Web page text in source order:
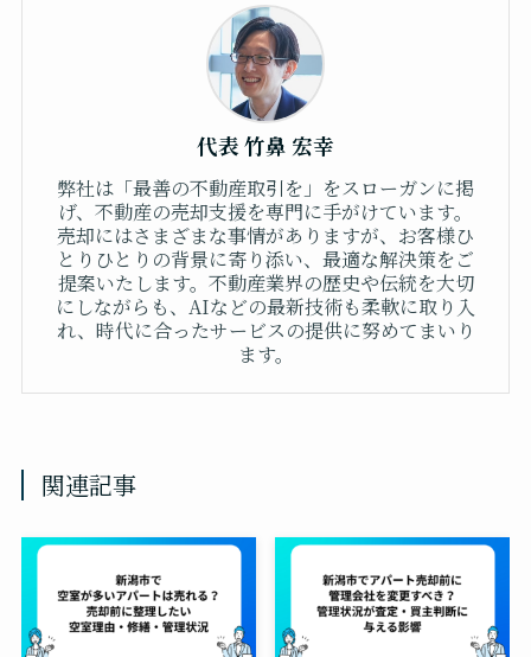
代表 竹鼻 宏幸
弊社は「最善の不動産取引を」をスローガンに掲
げ、不動産の売却支援を専門に手がけています。
売却にはさまざまな事情がありますが、お客様ひ
とりひとりの背景に寄り添い、最適な解決策をご
提案いたします。不動産業界の歴史や伝統を大切
にしながらも、AIなどの最新技術も柔軟に取り入
れ、時代に合ったサービスの提供に努めてまいり
ます。
関連記事